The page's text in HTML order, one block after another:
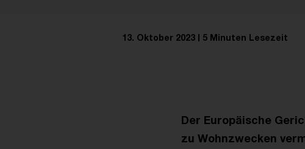
13. Oktober 2023 5 Minuten Lesezeit
Der Europäische
zu Wohnzwecken